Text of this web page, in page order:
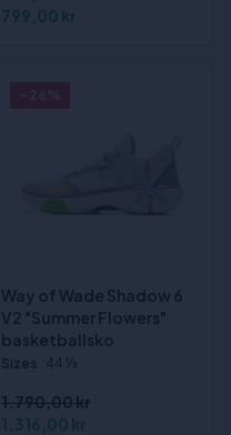
799,00 kr
Way of Wade Shadow 6
V2 "Summer Flowers"
basketballsko
Sizes :44 1⁄3
1.790,00 kr
1.316,00 kr